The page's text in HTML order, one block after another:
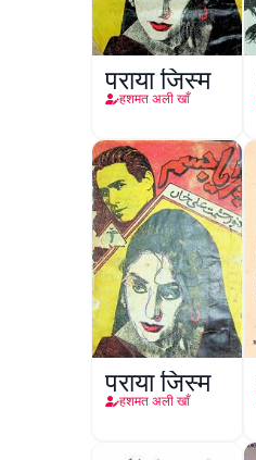
पराया जिस्म
हशमत अली खाँ
पराया जिस्म
हशमत अली खाँ